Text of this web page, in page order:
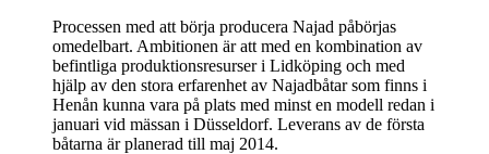
Processen med att börja producera Najad påbörjas
omedelbart. Ambitionen är att med en kombination av
befintliga produktionsresurser i Lidköping och med
hjälp av den stora erfarenhet av Najadbåtar som finns i
Henån kunna vara på plats med minst en modell redan i
januari vid mässan i Düsseldorf. Leverans av de första
båtarna är planerad till maj 2014.